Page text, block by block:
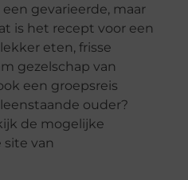
gevarieerde, maar
is het recept voor een
eten, frisse
gezelschap van
een groepsreis
ouder?
de mogelijke
van